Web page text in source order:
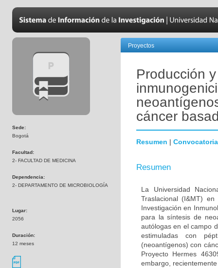
Sede:
Bogotá
Facultad:
2- FACULTAD DE MEDICINA
Dependencia:
2- DEPARTAMENTO DE MICROBIOLOGÍA
Lugar:
2056
Duración:
12 meses
Proyectos
Producción
cáncer
Resumen | Convocatoria
Resumen
La Universidad
Traslacional (I&MT)
Investigación en
para la síntesis de
autólogas en el campo
estimuladas con
(neoantígenos) con
Proyecto Hermes
embargo,